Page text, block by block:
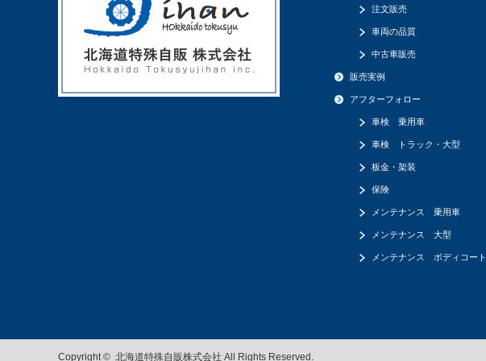
注文販売
車両の品質
中古車販売
販売実例
アフターフォロー
車検 乗用車
車検 トラック・大型
板金・架装
保険
メンテナンス 乗用車
メンテナンス 大型
メンテナンス ボディコート
Copyright © 北海道特殊自販株式会社 All Rights Reserved.